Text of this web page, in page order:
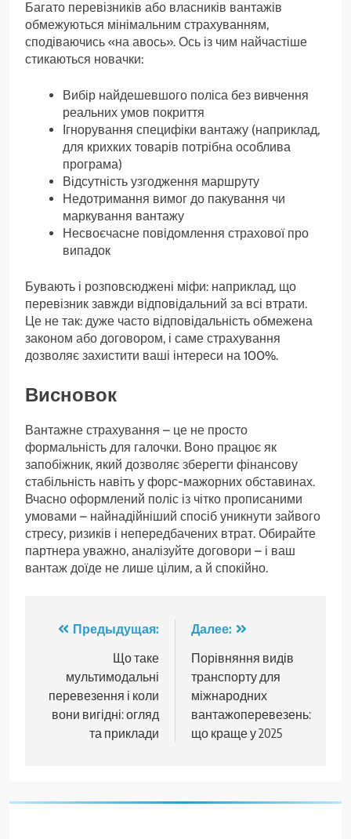
Багато перевізників або власників вантажів
обмежуються мінімальним страхуванням,
сподіваючись «на авось». Ось із чим найчастіше
стикаються новачки:
Вибір найдешевшого поліса без вивчення
реальних умов покриття
Ігнорування специфіки вантажу (наприклад,
для крихких товарів потрібна особлива
програма)
Відсутність узгодження маршруту
Недотримання вимог до пакування чи
маркування вантажу
Несвоєчасне повідомлення страхової про
випадок
Бувають і розповсюджені міфи: наприклад, що
перевізник завжди відповідальний за всі втрати.
Це не так: дуже часто відповідальність обмежена
законом або договором, і саме страхування
дозволяє захистити ваші інтереси на 100%.
Висновок
Вантажне страхування – це не просто
формальність для галочки. Воно працює як
запобіжник, який дозволяє зберегти фінансову
стабільність навіть у форс-мажорних обставинах.
Вчасно оформлений поліс із чітко прописаними
умовами – найнадійніший спосіб уникнути зайвого
стресу, ризиків і непередбачених втрат. Обирайте
партнера уважно, аналізуйте договори – і ваш
вантаж доїде не лише цілим, а й спокійно.
Навигация
записям
Предыдущая:
Що таке
мультимодальні
перевезення і коли
вони вигідні: огляд
та приклади
Далее:
Порівняння видів
транспорту для
міжнародних
вантажоперевезень:
що краще у 2025